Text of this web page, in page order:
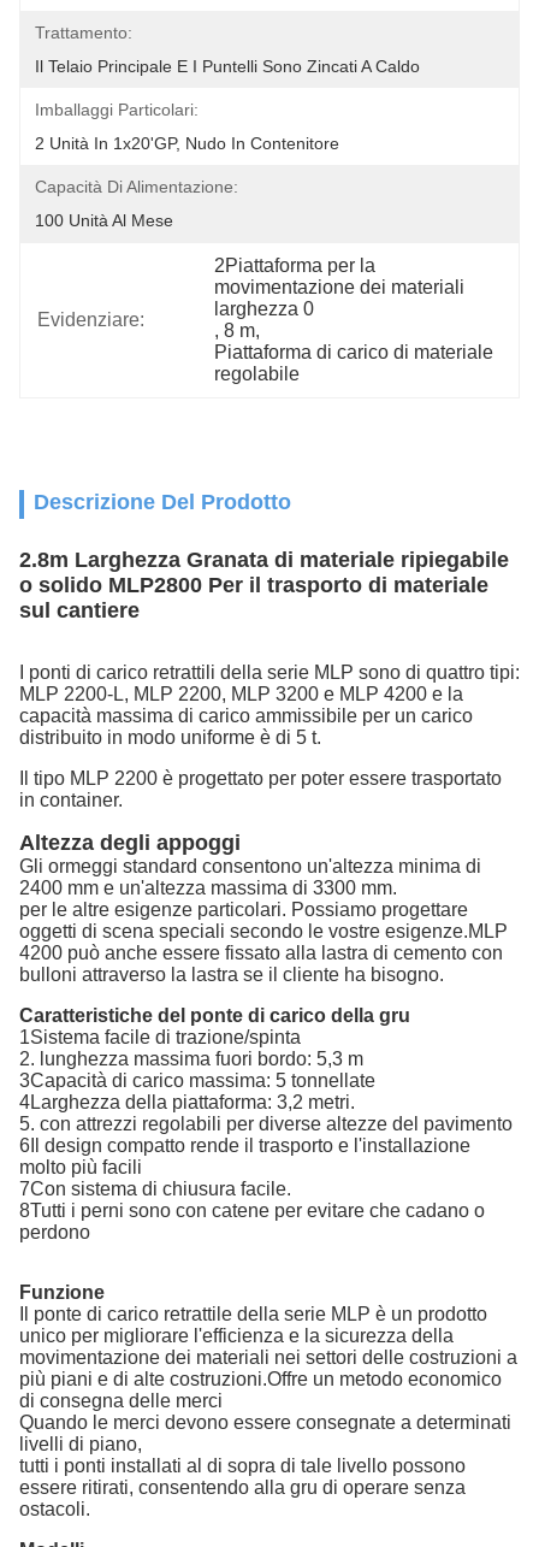
Trattamento:
Il Telaio Principale E I Puntelli Sono Zincati A Caldo
Imballaggi Particolari:
2 Unità In 1x20'GP, Nudo In Contenitore
Capacità Di Alimentazione:
100 Unità Al Mese
Evidenziare:
2Piattaforma per la
movimentazione dei materiali
larghezza 0
, 8 m,
Piattaforma di carico di materiale
regolabile
Descrizione Del Prodotto
2.8m Larghezza Granata di materiale ripiegabile
o solido MLP2800 Per il trasporto di materiale
sul cantiere
I ponti di carico retrattili della serie MLP sono di quattro tipi:
MLP 2200-L, MLP 2200, MLP 3200 e MLP 4200 e la
capacità massima di carico ammissibile per un carico
distribuito in modo uniforme è di 5 t.
Il tipo MLP 2200 è progettato per poter essere trasportato
in container.
Altezza degli appoggi
Gli ormeggi standard consentono un'altezza minima di
2400 mm e un'altezza massima di 3300 mm.
per le altre esigenze particolari. Possiamo progettare
oggetti di scena speciali secondo le vostre esigenze.MLP
4200 può anche essere fissato alla lastra di cemento con
bulloni attraverso la lastra se il cliente ha bisogno.
Caratteristiche del ponte di carico della gru
1Sistema facile di trazione/spinta
2. lunghezza massima fuori bordo: 5,3 m
3Capacità di carico massima: 5 tonnellate
4Larghezza della piattaforma: 3,2 metri.
5. con attrezzi regolabili per diverse altezze del pavimento
6Il design compatto rende il trasporto e l'installazione
molto più facili
7Con sistema di chiusura facile.
8Tutti i perni sono con catene per evitare che cadano o
perdono
Funzione
Il ponte di carico retrattile della serie MLP è un prodotto
unico per migliorare l'efficienza e la sicurezza della
movimentazione dei materiali nei settori delle costruzioni a
più piani e di alte costruzioni.Offre un metodo economico
di consegna delle merci
Quando le merci devono essere consegnate a determinati
livelli di piano,
tutti i ponti installati al di sopra di tale livello possono
essere ritirati, consentendo alla gru di operare senza
ostacoli.